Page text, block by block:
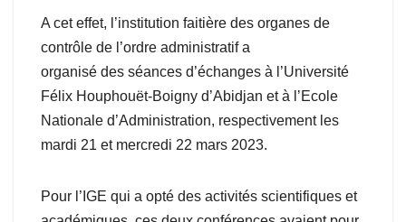
A cet effet, l’institution faitière des organes de
contrôle de l’ordre administratif a
organisé des séances d’échanges à l’Université
Félix Houphouët-Boigny d’Abidjan et à l’Ecole
Nationale d’Administration, respectivement les
mardi 21 et mercredi 22 mars 2023.
Pour l’IGE qui a opté des activités scientifiques et